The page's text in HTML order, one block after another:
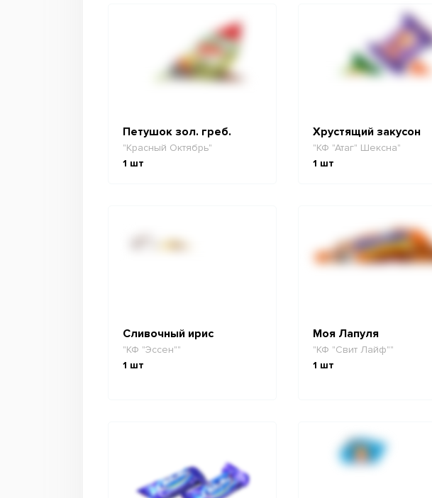
Петушок зол. греб.
"Красный Октябрь"
1 шт
Хрустящий закусон
"КФ "Атаг" Шексна"
1 шт
Сливочный ирис
"КФ "Эссен""
1 шт
Моя Лапуля
"КФ "Свит Лайф""
1 шт